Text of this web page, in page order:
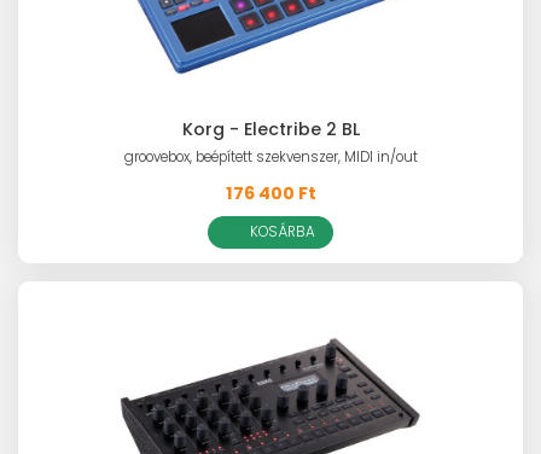
Korg - Electribe 2 BL
groovebox, beépített szekvenszer, MIDI in/out
176 400 Ft
KOSÁRBA